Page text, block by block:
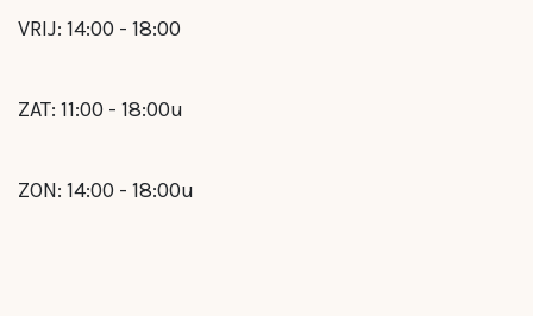
VRIJ: 14:00 - 18:00
ZAT: 11:00 - 18:00u
ZON: 14:00 - 18:00u